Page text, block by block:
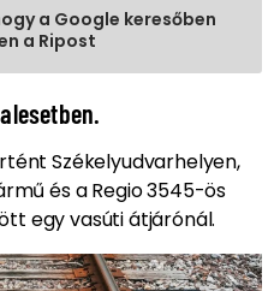
a Google keresőben
a Ripost
Székelyudvarhelyen,
és a Regio 3545-ös
egy vasúti átjárónál.